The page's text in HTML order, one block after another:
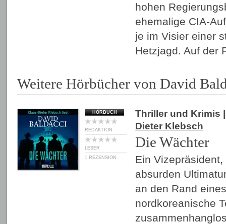
hohen
ehemalige CIA-
je im Visier einer
Hetzjagd. Auf
Weitere Hörbücher von David
HÖRBUCH
REDAKTION
LESER
1 REZENSION
Thriller und Krimis
Dieter Klebsch
Die Wächter
Ein
absurden
an den Rand
nordkoreanische